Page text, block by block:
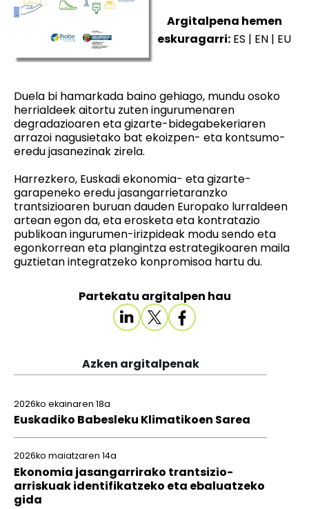
Argitalpena hemen
eskuragarri: ES | EN | EU
Duela bi hamarkada baino gehiago, mundu osoko
herrialdeek aitortu zuten ingurumenaren
degradazioaren eta gizarte-bidegabekeriaren
arrazoi nagusietako bat ekoizpen- eta kontsumo-
eredu jasanezinak zirela.
Harrezkero, Euskadi ekonomia- eta gizarte-
garapeneko eredu jasangarrietaranzko
trantsizioaren buruan dauden Europako lurraldeen
artean egon da, eta erosketa eta kontratazio
publikoan ingurumen-irizpideak modu sendo eta
egonkorrean eta plangintza estrategikoaren maila
guztietan integratzeko konpromisoa hartu du.
Partekatu argitalpen hau
Azken argitalpenak
2026ko ekainaren 18a
Euskadiko Babesleku Klimatikoen Sarea
2026ko maiatzaren 14a
Ekonomia jasangarrirako trantsizio-
arriskuak identifikatzeko eta ebaluatzeko
gida